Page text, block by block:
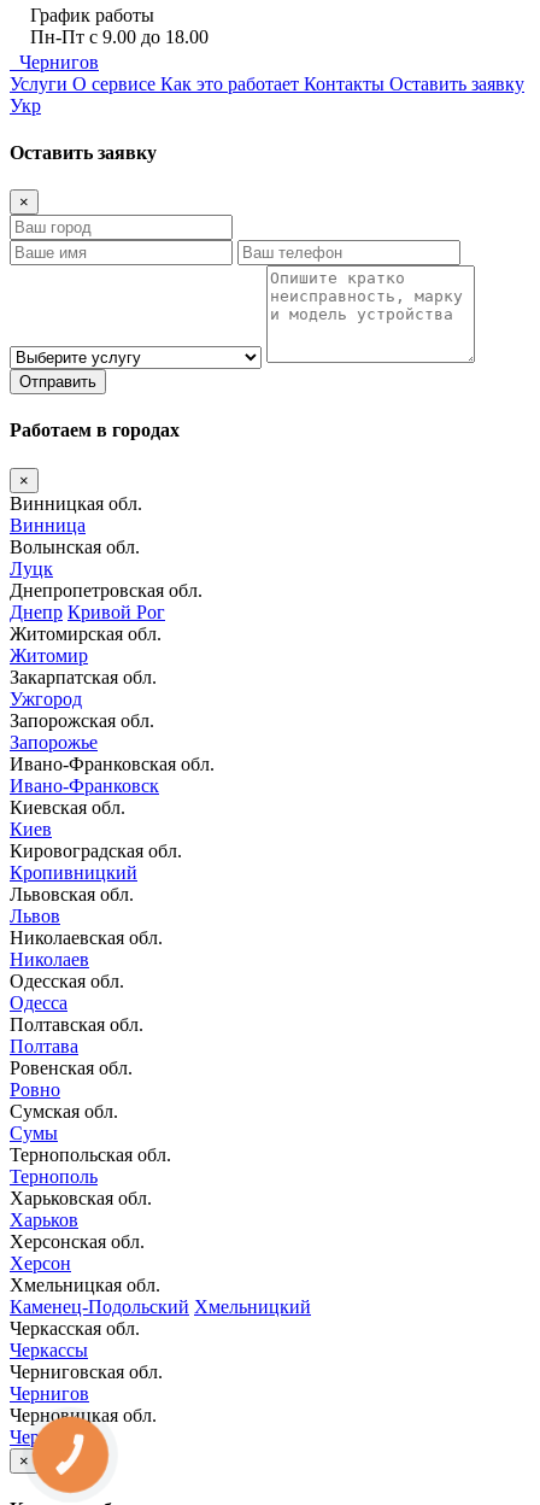
График работы
Пн-Пт с 9.00 до 18.00
Чернигов
Услуги О сервисе Как это работает Контакты Оставить заявку
Укр
Оставить заявку
×
Отправить
Работаем в городах
×
Винницкая обл.
Винница
Волынская обл.
Луцк
Днепропетровская обл.
Днепр Кривой Рог
Житомирская обл.
Житомир
Закарпатская обл.
Ужгород
Запорожская обл.
Запорожье
Ивано-Франковская обл.
Ивано-Франковск
Киевская обл.
Киев
Кировоградская обл.
Кропивницкий
Львовская обл.
Львов
Николаевская обл.
Николаев
Одесская обл.
Одесса
Полтавская обл.
Полтава
Ровенская обл.
Ровно
Сумская обл.
Сумы
Тернопольская обл.
Тернополь
Харьковская обл.
Харьков
Херсонская обл.
Херсон
Хмельницкая обл.
Каменец-Подольский Хмельницкий
Черкасская обл.
Черкассы
Черниговская обл.
Чернигов
Черновицкая обл.
Черновцы
×
КНОПКА
ЗВ'ЯЗКУ